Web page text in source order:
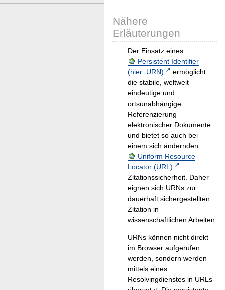
Nähere
Erläuterungen
Der Einsatz eines
Persistent Identifier
(hier: URN)
ermöglicht
die stabile, weltweit
eindeutige und
ortsunabhängige
Referenzierung
elektronischer Dokumente
und bietet so auch bei
einem sich ändernden
Uniform Resource
Locator (URL)
Zitationssicherheit. Daher
eignen sich URNs zur
dauerhaft sichergestellten
Zitation in
wissenschaftlichen Arbeiten.
URNs können nicht direkt
im Browser aufgerufen
werden, sondern werden
mittels eines
Resolvingdienstes in URLs